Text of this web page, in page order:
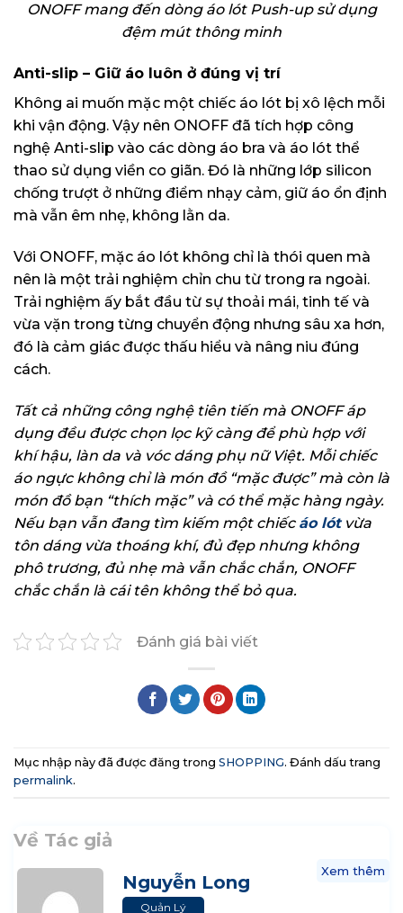
ONOFF mang đến dòng áo lót Push-up sử dụng
đệm mút thông minh
Anti-slip – Giữ áo luôn ở đúng vị trí
Không ai muốn mặc một chiếc áo lót bị xô lệch mỗi
khi vận động. Vậy nên ONOFF đã tích hợp công
nghệ Anti-slip vào các dòng áo bra và áo lót thể
thao sử dụng viền co giãn. Đó là những lớp silicon
chống trượt ở những điểm nhạy cảm, giữ áo ổn định
mà vẫn êm nhẹ, không lằn da.
Với ONOFF, mặc áo lót không chỉ là thói quen mà
nên là một trải nghiệm chỉn chu từ trong ra ngoài.
Trải nghiệm ấy bắt đầu từ sự thoải mái, tinh tế và
vừa vặn trong từng chuyển động nhưng sâu xa hơn,
đó là cảm giác được thấu hiểu và nâng niu đúng
cách.
Tất cả những công nghệ tiên tiến mà ONOFF áp
dụng đều được chọn lọc kỹ càng để phù hợp với
khí hậu, làn da và vóc dáng phụ nữ Việt. Mỗi chiếc
áo ngực không chỉ là món đồ “mặc được” mà còn là
món đồ bạn “thích mặc” và có thể mặc hàng ngày.
Nếu bạn vẫn đang tìm kiếm một chiếc áo lótvừa
tôn dáng vừa thoáng khí, đủ đẹp nhưng không
phô trương, đủ nhẹ mà vẫn chắc chắn, ONOFF
chắc chắn là cái tên không thể bỏ qua.
Đánh giá bài viết
Mục nhập này đã được đăng trong SHOPPING. Đánh dấu trang
permalink.
Về Tác giả
Nguyễn Long
Quản Lý
Xem thêm